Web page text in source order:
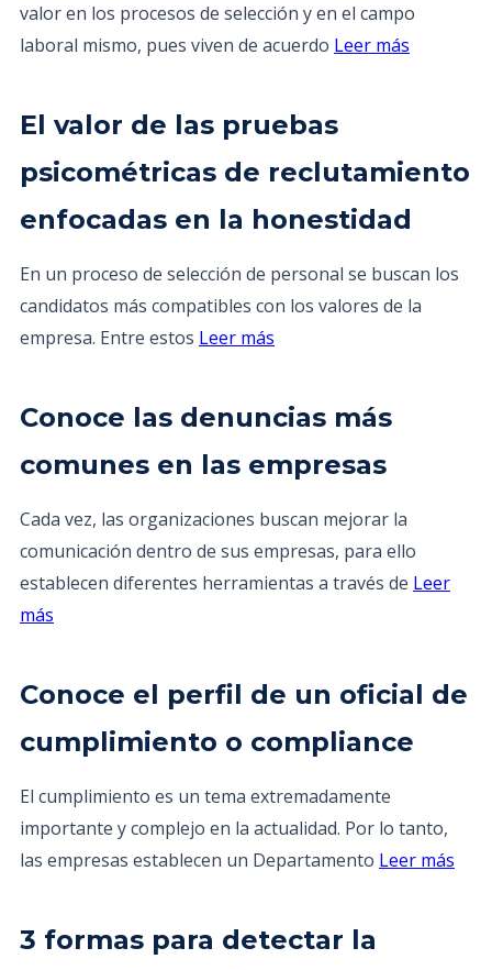
valor en los procesos de selección y en el campo
laboral mismo, pues viven de acuerdo Leer más
El valor de las pruebas
psicométricas de reclutamiento
enfocadas en la honestidad
En un proceso de selección de personal se buscan los
candidatos más compatibles con los valores de la
empresa. Entre estos Leer más
Conoce las denuncias más
comunes en las empresas
Cada vez, las organizaciones buscan mejorar la
comunicación dentro de sus empresas, para ello
establecen diferentes herramientas a través de Leer
más
Conoce el perfil de un oficial de
cumplimiento o compliance
El cumplimiento es un tema extremadamente
importante y complejo en la actualidad. Por lo tanto,
las empresas establecen un Departamento Leer más
3 formas para detectar la